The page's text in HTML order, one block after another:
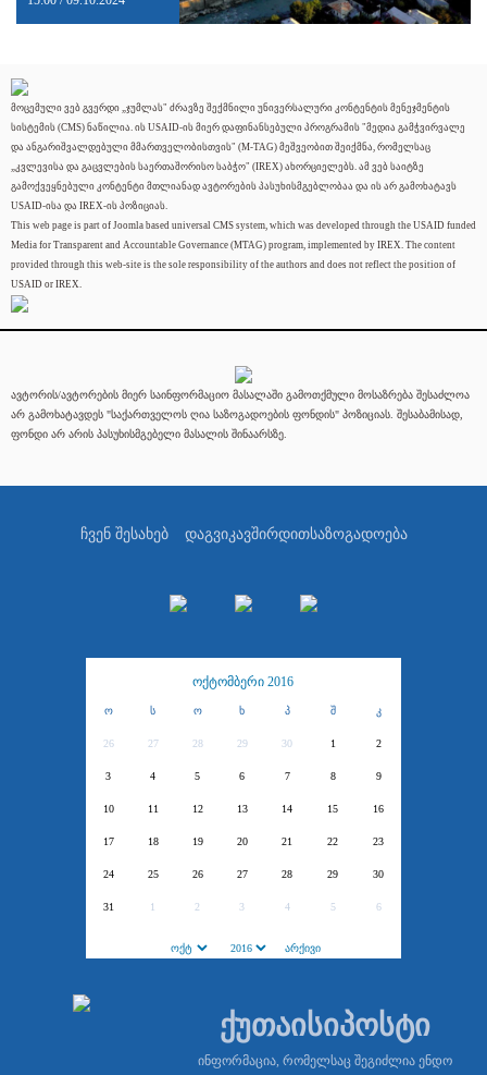
მოცემული ვებ გვერდი „ჯუმლას" ძრავზე შექმნილი უნივერსალური კონტენტის მენეჯმენტის
სისტემის (CMS) ნაწილია. ის USAID-ის მიერ დაფინანსებული პროგრამის "მედია გამჭვირვალე
და ანგარიშვალდებული მმართველობისთვის" (M-TAG) მეშვეობით შეიქმნა, რომელსაც
„კვლევისა და გაცვლების საერთაშორისო საბჭო" (IREX) ახორციელებს. ამ ვებ საიტზე
გამოქვეყნებული კონტენტი მთლიანად ავტორების პასუხისმგებლობაა და ის არ გამოხატავს
USAID-ისა და IREX-ის პოზიციას.
This web page is part of Joomla based universal CMS system, which was developed through the USAID funded
Media for Transparent and Accountable Governance (MTAG) program, implemented by IREX. The content
provided through this web-site is the sole responsibility of the authors and does not reflect the position of
USAID or IREX.
ავტორის/ავტორების მიერ საინფორმაციო მასალაში გამოთქმული მოსაზრება შესაძლოა
არ გამოხატავდეს "საქართველოს ღია საზოგადოების ფონდის" პოზიციას. შესაბამისად,
ფონდი არ არის პასუხისმგებელი მასალის შინაარსზე.
ჩვენ შესახებ დაგვიკავშირდითსაზოგადოება
ოქტომბერი 2016
ო ს ო ხ პ შ კ
26 27 28 29 30 1 2
3 4 5 6 7 8 9
10 11 12 13 14 15 16
17 18 19 20 21 22 23
24 25 26 27 28 29 30
31 1 2 3 4 5 6
ქუთაისიპოსტი
ინფორმაცია, რომელსაც შეგიძლია ენდო